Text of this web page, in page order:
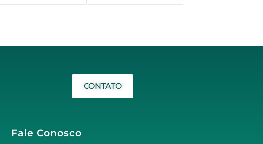
CONTATO
Fale Conosco